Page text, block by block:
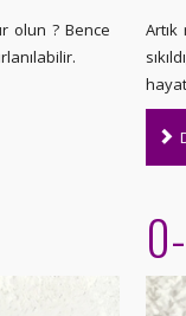
olun ? Bence